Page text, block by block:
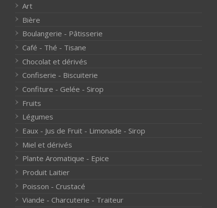
Art
Bière
Boulangerie - Pâtisserie
Café - Thé - Tisane
Chocolat et dérivés
Confiserie - Biscuiterie
Confiture - Gelée - Sirop
Fruits
Légumes
Eaux - Jus de Fruit - Limonade - Sirop
Miel et dérivés
Plante Aromatique - Epice
Produit Laitier
Poisson - Crustacé
Viande - Charcuterie - Traiteur